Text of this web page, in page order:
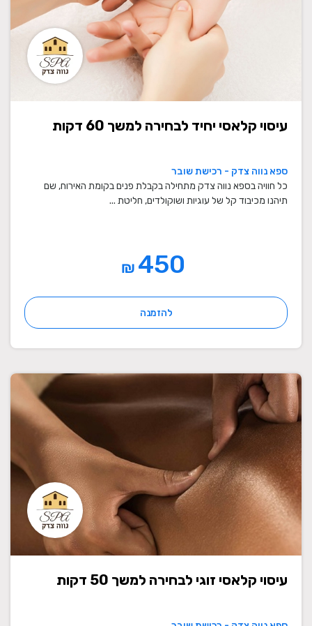
עיסוי קלאסי יחיד לבחירה למשך 60 דקות
ספא נווה צדק - רכישת שובר
כל חוויה בספא נווה צדק מתחילה בקבלת פנים בקומת האירוח, שם
תיהנו מכיבוד קל של עוגיות ושוקולדים, חליטת ...
₪
להזמנה
עיסוי קלאסי זוגי לבחירה למשך 50 דקות